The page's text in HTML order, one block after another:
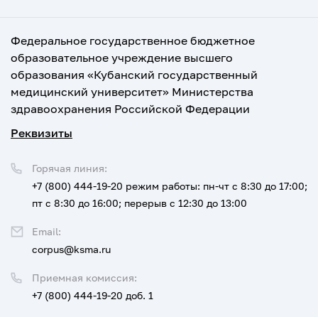
Федеральное государственное бюджетное
образовательное учреждение высшего
образования «Кубанский государственный
медицинский университет» Министерства
здравоохранения Российской Федерации
Реквизиты
Приемная комиссия:
+7 (800) 444-19-20 доб. 1
Горячая линия:
+7 (800) 444-19-20 режим работы: пн-чт с 8:30 до 17:00;
пт с 8:30 до 16:00; перерыв с 12:30 до 13:00
Email:
corpus@ksma.ru